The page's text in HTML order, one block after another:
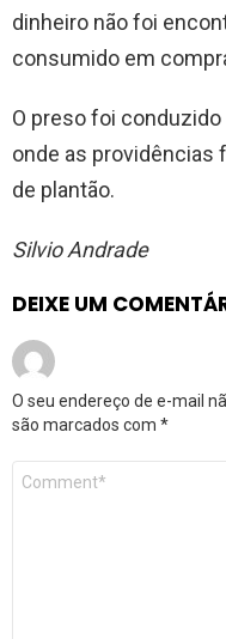
dinheiro não foi
consumido em
O preso foi conduzido
onde as providências
de plantão.
Silvio Andrade
DEIXE UM
O seu endereço de e-mail
são marcados com *
Comentário